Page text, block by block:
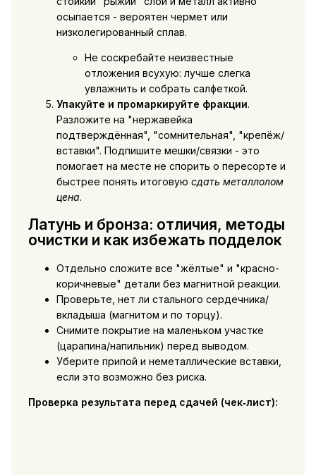
осыпается - вероятен чермет или
низколегированный сплав.
Не соскребайте неизвестные
отложения всухую: лучше слегка
увлажнить и собрать салфеткой.
Упакуйте и промаркируйте фракции.
Разложите на "нержавейка
подтверждённая", "сомнительная", "крепёж/
вставки". Подпишите мешки/связки - это
помогает на месте не спорить о пересорте и
быстрее понять итоговую сдать металлолом
цена.
Латунь и бронза: отличия, методы
очистки и как избежать подделок
Отдельно сложите все "жёлтые" и "красно-
коричневые" детали без магнитной реакции.
Проверьте, нет ли стального сердечника/
вкладыша (магнитом и по торцу).
Снимите покрытие на маленьком участке
(царапина/напильник) перед выводом.
Уберите припой и неметаллические вставки,
если это возможно без риска.
Проверка результата перед сдачей (чек‑лист):